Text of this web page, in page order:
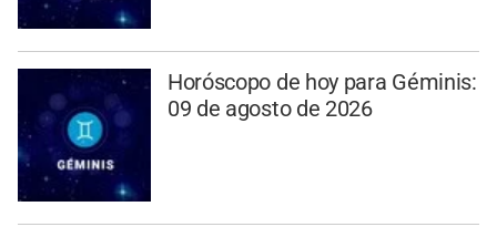
Horóscopo de hoy para Géminis:
09 de agosto de 2026